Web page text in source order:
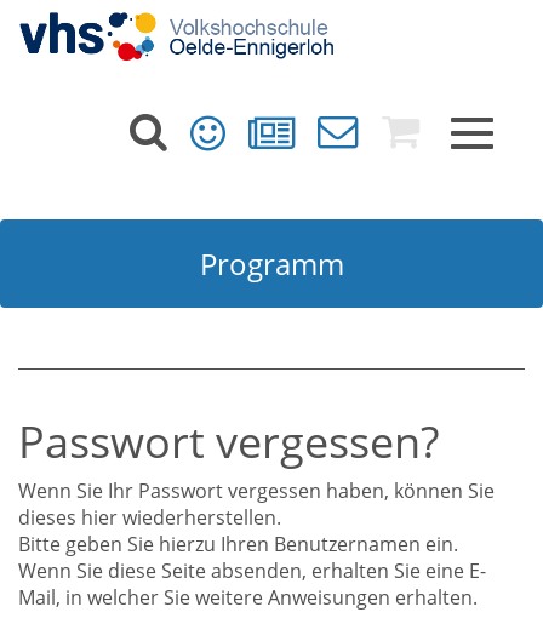
Toggle
Programm
Passwort vergessen?
Wenn Sie Ihr Passwort vergessen haben, können Sie
dieses hier wiederherstellen.
Bitte geben Sie hierzu Ihren Benutzernamen ein.
Wenn Sie diese Seite absenden, erhalten Sie eine E-
Mail, in welcher Sie weitere Anweisungen erhalten.